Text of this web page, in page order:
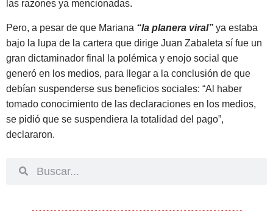
las razones ya mencionadas.
Pero, a pesar de que Mariana “la planera viral” ya estaba
bajo la lupa de la cartera que dirige Juan Zabaleta sí fue un
gran dictaminador final la polémica y enojo social que
generó en los medios, para llegar a la conclusión de que
debían suspenderse sus beneficios sociales: “Al haber
tomado conocimiento de las declaraciones en los medios,
se pidió que se suspendiera la totalidad del pago”,
declararon.